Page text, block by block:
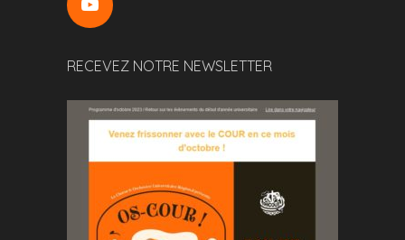
RECEVEZ NOTRE NEWSLETTER